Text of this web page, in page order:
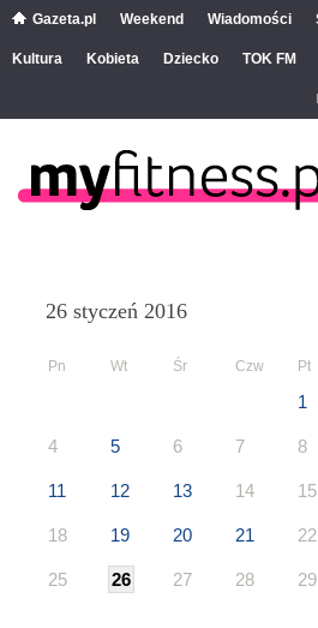
Gazeta.pl Weekend Wiadomości
Kultura Kobieta Dziecko TOK FM
26 styczeń 2016
Pn Wt Śr Czw Pt
1
4 5 6 7 8
11 12 13 14 15
18 19 20 21 22
25 26 27 28 29